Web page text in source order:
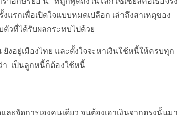
รกเพื่อเปิดใจแบบหมดเปลือก เล่าถึงสาเหตุของ
วที่ได้รับผลกระทบไปด้วย
อยู่เมืองไทย และตั้งใจจะหาเงินใช้หนี้ให้ครบทุก
า เป็นลูกหนี้ก็ต้องใช้หนี้
ะจัดการเองคนเดียว จนต้องเอาเงินจากตรงนั้นมา